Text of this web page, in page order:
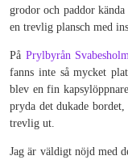
grodor och paddor
en trevlig plansch med
På Prylbyrån
fanns inte så mycket
blev en fin
pryda det dukade
trevlig ut.
Jag är väldigt nöjd med